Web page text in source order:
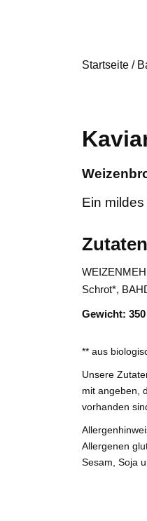
Startseite /
Ein
Zutaten
Schrot*,
Gewicht:
** aus
Unsere
mit angeben,
vorhanden
Allergenen
Sesam, Soja